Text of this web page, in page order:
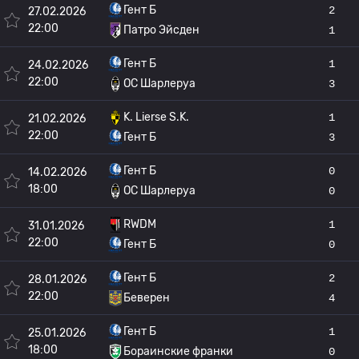
27.02.2026
22:00
Гент Б
Патро Эйсден
2
1
24.02.2026
22:00
Гент Б
OC Шарлеруа
1
3
21.02.2026
22:00
K. Lierse S.K.
Гент Б
1
3
14.02.2026
18:00
Гент Б
OC Шарлеруа
0
0
31.01.2026
22:00
RWDM
Гент Б
1
0
28.01.2026
22:00
Гент Б
Беверен
2
4
25.01.2026
18:00
Гент Б
Бораинские франки
1
0